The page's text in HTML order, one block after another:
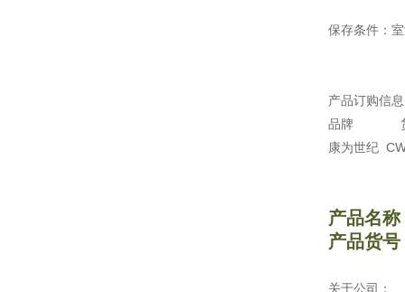
保存条件：
产品订购信
品
康为世纪
产品名称
产品货
关于公司：